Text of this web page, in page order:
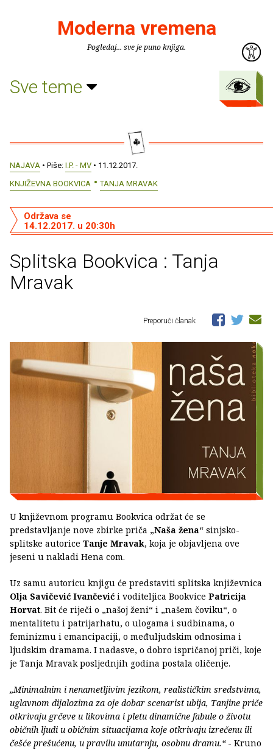
Moderna vremena
Pogledaj... sve je puno knjiga.
Sve teme
NAJAVA • Piše: I.P. - MV • 11.12.2017.
KNJIŽEVNA BOOKVICA
TANJA MRAVAK
Splitska Bookvica : Tanja
Mravak
Održava se
14.12.2017. u 20:30h
Preporuči članak
U književnom programu Bookvica održat će se
predstavljanje nove zbirke priča „Naša žena“ sinjsko-
splitske autorice Tanje Mravak, koja je objavljena ove
jeseni u nakladi Hena com.
Uz samu autoricu knjigu će predstaviti splitska književnica
Olja Savičević Ivančević i voditeljica Bookvice Patricija
Horvat. Bit će riječi o „našoj ženi“ i „našem čoviku“, o
mentalitetu i patrijarhatu, o ulogama i sudbinama, o
feminizmu i emancipaciji, o međuljudskim odnosima i
ljudskim dramama. I nadasve, o dobro ispričanoj priči, koje
je Tanja Mravak posljednjih godina postala oličenje.
„Minimalnim i nenametljivim jezikom, realističkim sredstvima,
uglavnom dijalozima za oje dobar scenarist ubija, Tanjine priče
otkrivaju grčeve u likovima i pletu dinamične fabule o životu
običnih ljudi u običnim situacijama koje otkrivaju izrečenu ili
češće prešućenu, u pravilu unutarnju, osobnu dramu.“ - Kruno